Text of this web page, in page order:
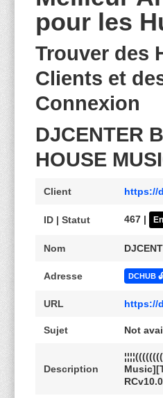
pour les
Trouver des
Clients et
Connexion
DJCENTER
HOUSE
Client https://
ID | Statut 467 |
Nom
Adresse DCHUB
URL https://
Sujet Not
Description